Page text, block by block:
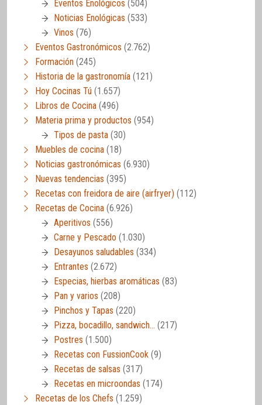
Eventos Enológicos (504)
Noticias Enológicas (533)
Vinos (76)
Eventos Gastronómicos (2.762)
Formación (245)
Historia de la gastronomía (121)
Hoy Cocinas Tú (1.657)
Libros de Cocina (496)
Materia prima y productos (954)
Tipos de pasta (30)
Muebles de cocina (18)
Noticias gastronómicas (6.930)
Nuevas tendencias (395)
Recetas con freidora de aire (airfryer) (112)
Recetas de Cocina (6.926)
Aperitivos (556)
Carne y Pescado (1.030)
Desayunos saludables (334)
Entrantes (2.672)
Especias, hierbas aromáticas (83)
Pan y varios (208)
Pinchos y Tapas (220)
Pizza, bocadillo, sandwich… (217)
Postres (1.500)
Recetas con FussionCook (9)
Recetas de salsas (317)
Recetas en microondas (174)
Recetas de los Chefs (1.259)